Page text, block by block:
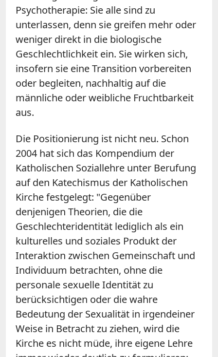
Psychotherapie: Sie alle sind zu
unterlassen, denn sie greifen mehr oder
weniger direkt in die biologische
Geschlechtlichkeit ein. Sie wirken sich,
insofern sie eine Transition vorbereiten
oder begleiten, nachhaltig auf die
männliche oder weibliche Fruchtbarkeit
aus.
Die Positionierung ist nicht neu. Schon
2004 hat sich das Kompendium der
Katholischen Soziallehre unter Berufung
auf den Katechismus der Katholischen
Kirche festgelegt: "Gegenüber
denjenigen Theorien, die die
Geschlechteridentität lediglich als ein
kulturelles und soziales Produkt der
Interaktion zwischen Gemeinschaft und
Individuum betrachten, ohne die
personale sexuelle Identität zu
berücksichtigen oder die wahre
Bedeutung der Sexualität in irgendeiner
Weise in Betracht zu ziehen, wird die
Kirche es nicht müde, ihre eigene Lehre